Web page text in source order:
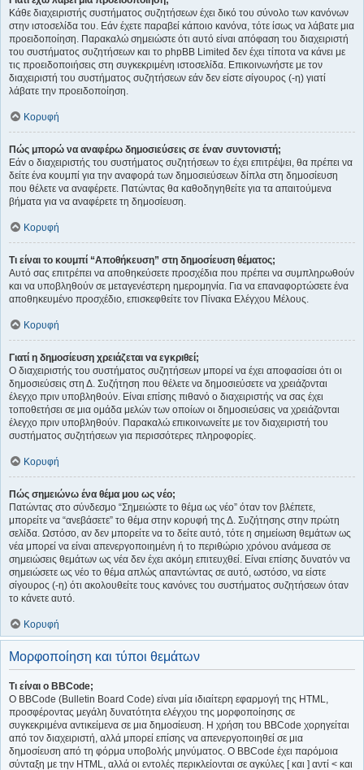
Κάθε διαχειριστής συστήματος συζητήσεων έχει δικό του σύνολο των κανόνων
στην ιστοσελίδα του. Εάν έχετε παραβεί κάποιο κανόνα, τότε ίσως να λάβατε μια
προειδοποίηση. Παρακαλώ σημειώστε ότι αυτό είναι απόφαση του διαχειριστή
του συστήματος συζητήσεων και το phpBB Limited δεν έχει τίποτα να κάνει με
τις προειδοποιήσεις στη συγκεκριμένη ιστοσελίδα. Επικοινωνήστε με τον
διαχειριστή του συστήματος συζητήσεων εάν δεν είστε σίγουρος (-η) γιατί
λάβατε την προειδοποίηση.
Κορυφή
Πώς μπορώ να αναφέρω δημοσιεύσεις σε έναν συντονιστή;
Εάν ο διαχειριστής του συστήματος συζητήσεων το έχει επιτρέψει, θα πρέπει να
δείτε ένα κουμπί για την αναφορά των δημοσιεύσεων δίπλα στη δημοσίευση
που θέλετε να αναφέρετε. Πατώντας θα καθοδηγηθείτε για τα απαιτούμενα
βήματα για να αναφέρετε τη δημοσίευση.
Κορυφή
Τι είναι το κουμπί “Αποθήκευση” στη δημοσίευση θέματος;
Αυτό σας επιτρέπει να αποθηκεύσετε προσχέδια που πρέπει να συμπληρωθούν
και να υποβληθούν σε μεταγενέστερη ημερομηνία. Για να επαναφορτώσετε ένα
αποθηκευμένο προσχέδιο, επισκεφθείτε τον Πίνακα Ελέγχου Μέλους.
Κορυφή
Γιατί η δημοσίευση χρειάζεται να εγκριθεί;
Ο διαχειριστής του συστήματος συζητήσεων μπορεί να έχει αποφασίσει ότι οι
δημοσιεύσεις στη Δ. Συζήτηση που θέλετε να δημοσιεύσετε να χρειάζονται
έλεγχο πριν υποβληθούν. Είναι επίσης πιθανό ο διαχειριστής να σας έχει
τοποθετήσει σε μια ομάδα μελών των οποίων οι δημοσιεύσεις να χρειάζονται
έλεγχο πριν υποβληθούν. Παρακαλώ επικοινωνείτε με τον διαχειριστή του
συστήματος συζητήσεων για περισσότερες πληροφορίες.
Κορυφή
Πώς σημειώνω ένα θέμα μου ως νέο;
Πατώντας στο σύνδεσμο “Σημειώστε το θέμα ως νέο” όταν τον βλέπετε,
μπορείτε να “ανεβάσετε” το θέμα στην κορυφή της Δ. Συζήτησης στην πρώτη
σελίδα. Ωστόσο, αν δεν μπορείτε να το δείτε αυτό, τότε η σημείωση θεμάτων ως
νέα μπορεί να είναι απενεργοποιημένη ή το περιθώριο χρόνου ανάμεσα σε
σημειώσεις θεμάτων ως νέα δεν έχει ακόμη επιτευχθεί. Είναι επίσης δυνατόν να
σημειώσετε ως νέο το θέμα απλώς απαντώντας σε αυτό, ωστόσο, να είστε
σίγουρος (-η) ότι ακολουθείτε τους κανόνες του συστήματος συζητήσεων όταν
το κάνετε αυτό.
Κορυφή
Μορφοποίηση και τύποι θεμάτων
Τι είναι ο BBCode;
Ο BBCode (Bulletin Board Code) είναι μία ιδιαίτερη εφαρμογή της HTML,
προσφέροντας μεγάλη δυνατότητα ελέγχου της μορφοποίησης σε
συγκεκριμένα αντικείμενα σε μια δημοσίευση. Η χρήση του BBCode χορηγείται
από τον διαχειριστή, αλλά μπορεί επίσης να απενεργοποιηθεί σε μια
δημοσίευση από τη φόρμα υποβολής μηνύματος. Ο BBCode έχει παρόμοια
σύνταξη με την HTML, αλλά οι εντολές περικλείονται σε αγκύλες [ και ] αντί < και